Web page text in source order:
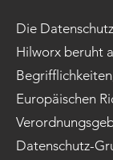
Die
Hilworx beruht
Europäischen
Datenschutz-